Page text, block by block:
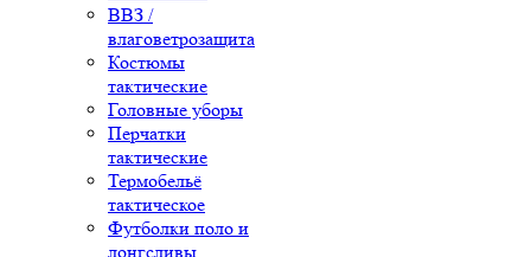
ВВЗ /
влаговетрозащита
Костюмы
тактические
Головные уборы
Перчатки
тактические
Термобельё
тактическое
Футболки поло и
лонгсливы